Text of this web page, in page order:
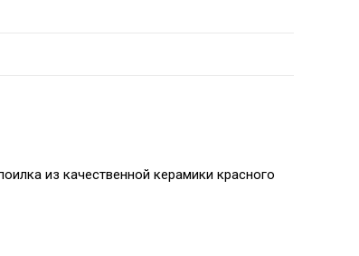
из качественной керамики красного